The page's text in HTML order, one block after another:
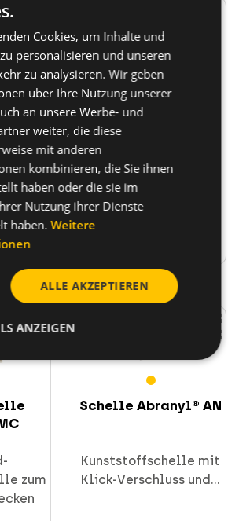
DF
DF
mm
Metall-
Befestigungsclip F
mit Bohrung...
Befestigungsclip F
mit Bohrung Ø 6,5 mm
zum
Schelle Abranyl® AN
Kunststoffschelle mit
Klick-Verschluss und...
Cookies, um Inhalte und
personalisieren und unseren
zu analysieren. Wir geben
über Ihre Nutzung unserer
an unsere Werbe- und
weiter, die diese
mit anderen
kombinieren, die Sie ihnen
haben oder die sie im
Nutzung ihrer Dienste
haben.Weitere
ALLE AKZEPTIEREN
ANZEIGEN